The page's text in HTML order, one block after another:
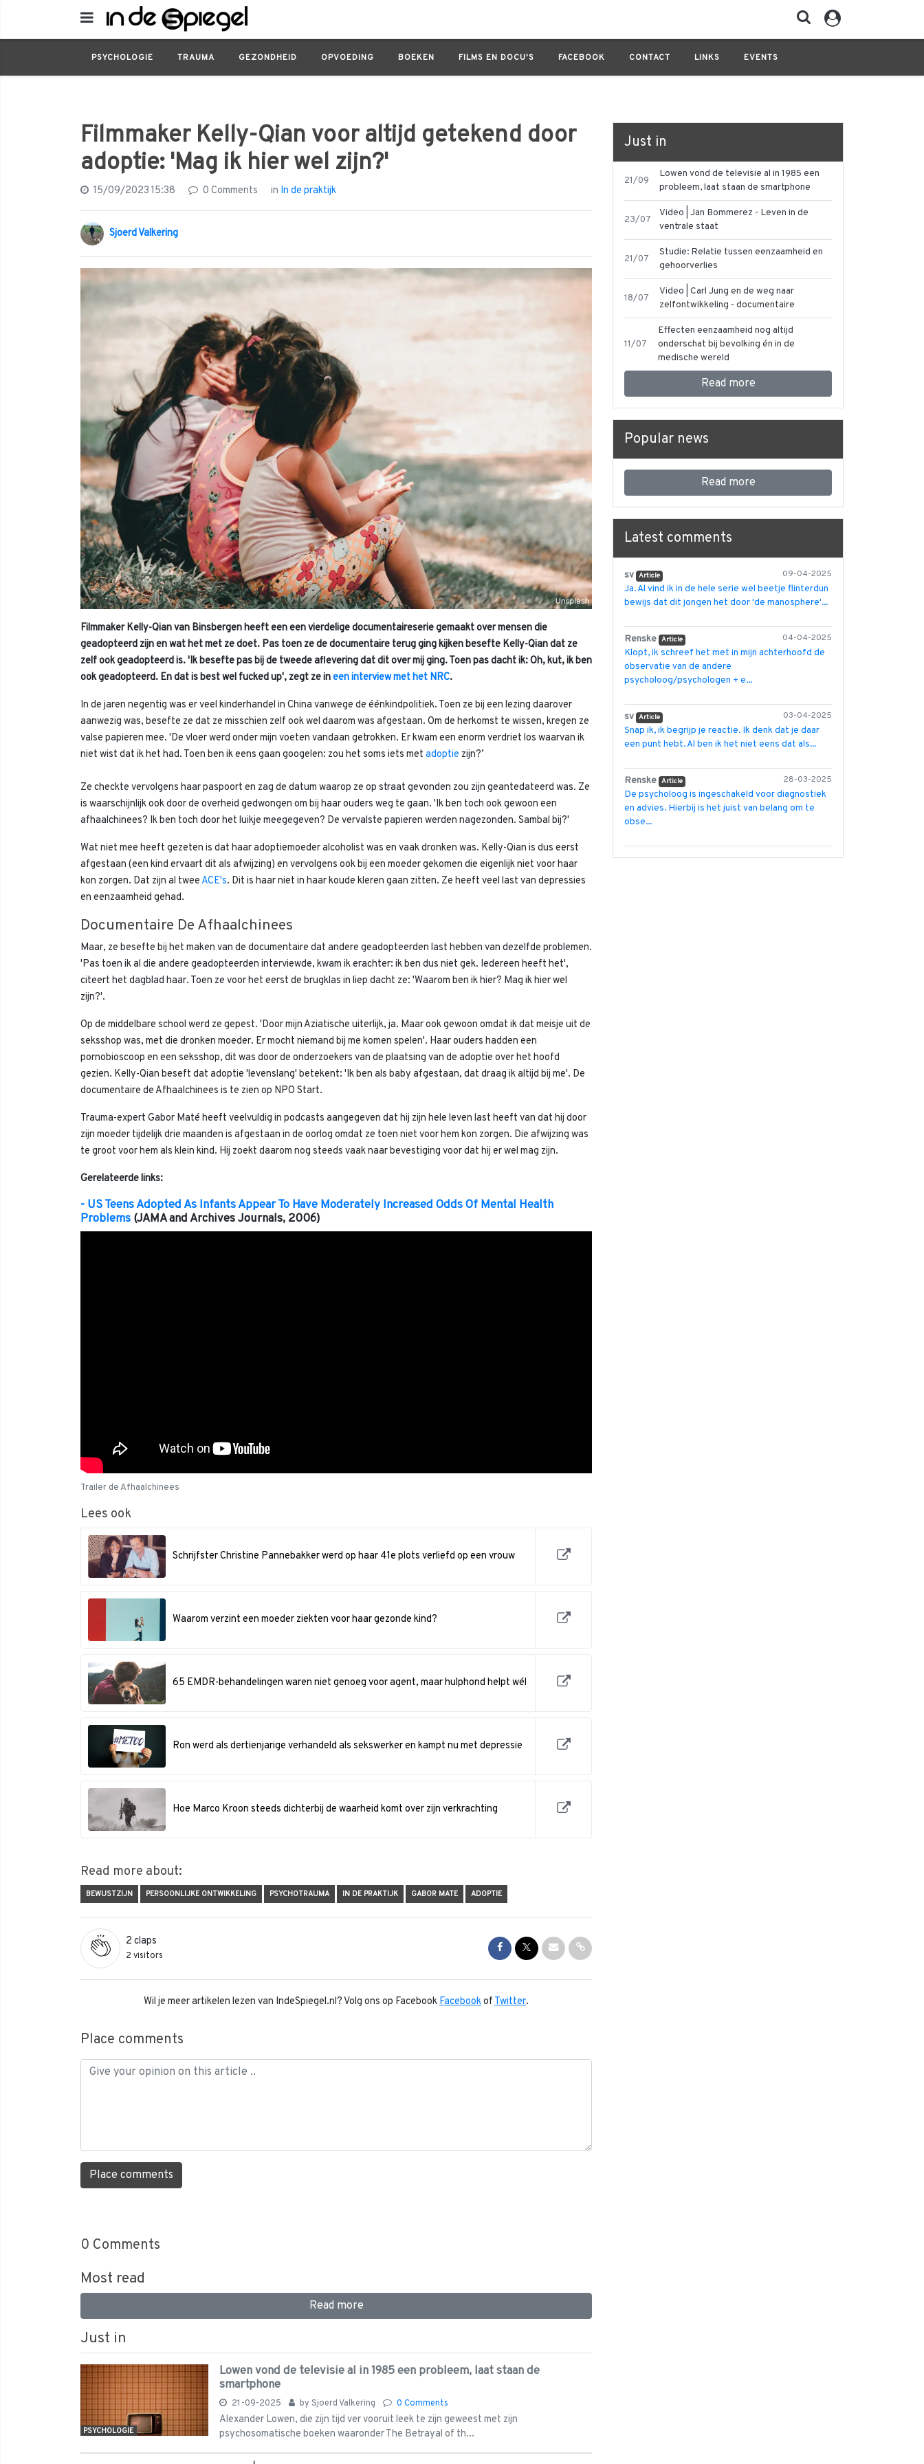
PSYCHOLOGIE TRAUMA GEZONDHEID OPVOEDING BOEKEN FILMS EN DOCU'S FACEBOOK CONTACT LINKS EVENTS
In de praktijk Filmmaker Kelly-Qian voor altijd getekend door adoptie: 'Mag ik hier wel zijn?'
Filmmaker Kelly-Qian voor altijd getekend door
adoptie: 'Mag ik hier wel zijn?'
15/09/2023 15:38 0 Comments in In de praktijk
Sjoerd Valkering
Filmmaker Kelly-Qian van Binsbergen heeft een een vierdelige documentaireserie gemaakt over mensen die
geadopteerd zijn en wat het met ze doet. Pas toen ze de documentaire terug ging kijken besefte Kelly-Qian dat ze
zelf ook geadopteerd is. 'Ik besefte pas bij de tweede aflevering dat dit over mij ging. Toen pas dacht ik: Oh, kut, ik ben
ook geadopteerd. En dat is best wel fucked up', zegt ze ineen interview met het NRC.
In de jaren negentig was er veel kinderhandel in China vanwege de éénkindpolitiek. Toen ze bij een lezing daarover
aanwezig was, besefte ze dat ze misschien zelf ook wel daarom was afgestaan. Om de herkomst te wissen, kregen ze
valse papieren mee. 'De vloer werd onder mijn voeten vandaan getrokken. Er kwam een enorm verdriet los waarvan ik
niet wist dat ik het had. Toen ben ik eens gaan googelen: zou het soms iets met adoptie zijn?’
Ze checkte vervolgens haar paspoort en zag de datum waarop ze op straat gevonden zou zijn geantedateerd was. Ze
is waarschijnlijk ook door de overheid gedwongen om bij haar ouders weg te gaan. 'Ik ben toch ook gewoon een
afhaalchinees? Ik ben toch door het luikje meegegeven? De vervalste papieren werden nagezonden. Sambal bij?'
Wat niet mee heeft gezeten is dat haar adoptiemoeder alcoholist was en vaak dronken was. Kelly-Qian is dus eerst
afgestaan (een kind ervaart dit als afwijzing) en vervolgens ook bij een moeder gekomen die eigenlijk niet voor haar
kon zorgen. Dat zijn al tweeACE's. Dit is haar niet in haar koude kleren gaan zitten. Ze heeft veel last van depressies
en eenzaamheid gehad.
Documentaire De Afhaalchinees
Maar, ze besefte bij het maken van de documentaire dat andere geadopteerden last hebben van dezelfde problemen.
'Pas toen ik al die andere geadopteerden interviewde, kwam ik erachter: ik ben dus niet gek. Iedereen heeft het',
citeert het dagblad haar. Toen ze voor het eerst de brugklas in liep dacht ze: 'Waarom ben ik hier? Mag ik hier wel
zijn?'.
Op de middelbare school werd ze gepest. 'Door mijn Aziatische uiterlijk, ja. Maar ook gewoon omdat ik dat meisje uit de
seksshop was, met die dronken moeder. Er mocht niemand bij me komen spelen'. Haar ouders hadden een
pornobioscoop en een seksshop, dit was door de onderzoekers van de plaatsing van de adoptie over het hoofd
gezien. Kelly-Qian beseft dat adoptie 'levenslang' betekent: 'Ik ben als baby afgestaan, dat draag ik altijd bij me'. De
documentaire de Afhaalchinees is te zien op NPO Start.
Trauma-expert Gabor Maté heeft veelvuldig in podcasts aangegeven dat hij zijn hele leven last heeft van dat hij door
zijn moeder tijdelijk drie maanden is afgestaan in de oorlog omdat ze toen niet voor hem kon zorgen. Die afwijzing was
te groot voor hem als klein kind. Hij zoekt daarom nog steeds vaak naar bevestiging voor dat hij er wel mag zijn.
Gerelateerde links:
- US Teens Adopted As Infants Appear To Have Moderately Increased Odds Of Mental Health
Problems (JAMA and Archives Journals, 2006)
Trailer de Afhaalchinees
Lees ook
Schrijfster Christine Pannebakker werd op haar 41e plots verliefd op een vrouw
Waarom verzint een moeder ziekten voor haar gezonde kind?
65 EMDR-behandelingen waren niet genoeg voor agent, maar hulphond helpt wél
Ron werd als dertienjarige verhandeld als sekswerker en kampt nu met depressie
Hoe Marco Kroon steeds dichterbij de waarheid komt over zijn verkrachting
Read more about:
BEWUSTZIJN PERSOONLIJKE ONTWIKKELING PSYCHOTRAUMA IN DE PRAKTIJK GABOR MATE ADOPTIE
2 claps
2 visitors
Share on Facebook
Share on Twitter
Share via Mail
Share link
Wil je meer artikelen lezen van IndeSpiegel.nl? Volg ons op Facebook Facebookof Twitter.
Place comments
Place comments
0 Comments
Most read
Read more
Just in
PSYCHOLOGIE
Lowen vond de televisie al in 1985 een probleem, laat staan de
smartphone
21-09-2025 by Sjoerd Valkering 0 Comments
Alexander Lowen, die zijn tijd ver vooruit leek te zijn geweest met zijn
psychosomatische boeken waaronder The Betrayal of th...
Just in
21/09
Lowen vond de televisie al in 1985 een
probleem, laat staan de smartphone
23/07
Video | Jan Bommerez - Leven in de
ventrale staat
21/07
Studie: Relatie tussen eenzaamheid en
gehoorverlies
18/07
Video | Carl Jung en de weg naar
zelfontwikkeling - documentaire
11/07
Effecten eenzaamheid nog altijd
onderschat bij bevolking én in de
medische wereld
Read more
Popular news
Read more
Latest comments
09-04-2025
sv Article
Ja. Al vind ik in de hele serie wel beetje flinterdun
bewijs dat dit jongen het door 'de manosphere'...
04-04-2025
Renske Article
Klopt, ik schreef het met in mijn achterhoofd de
observatie van de andere
psycholoog/psychologen + e...
03-04-2025
sv Article
Snap ik, ik begrijp je reactie. Ik denk dat je daar
een punt hebt. Al ben ik het niet eens dat als...
28-03-2025
Renske Article
De psycholoog is ingeschakeld voor diagnostiek
en advies. Hierbij is het juist van belang om te
obse...